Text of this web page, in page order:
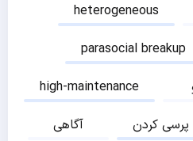
heterogeneous
parasocial breakup
high-maintenance
آگاهی
پرسی کردن